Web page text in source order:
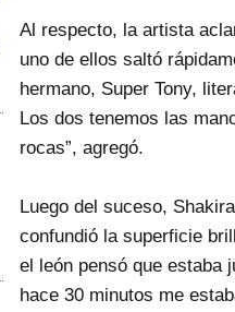
Al respecto, la artista
uno de ellos saltó
hermano, Super Tony,
Los dos tenemos las
rocas”, agregó.
Luego del suceso,
confundió la superficie
el león pensó que estaba
hace 30 minutos me